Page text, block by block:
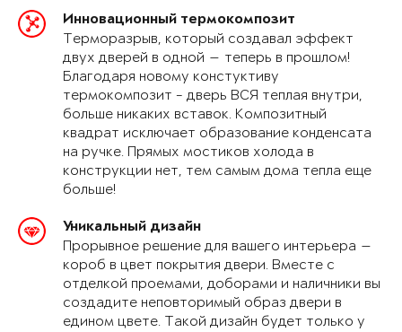
Инновационный термокомпозит
Терморазрыв, который создавал эффект
двух дверей в одной — теперь в прошлом!
Благодаря новому констуктиву
термокомпозит - дверь ВСЯ теплая внутри,
больше никаких вставок. Композитный
квадрат исключает образование конденсата
на ручке. Прямых мостиков холода в
конструкции нет, тем самым дома тепла еще
больше!
Уникальный дизайн
Прорывное решение для вашего интерьера —
короб в цвет покрытия двери. Вместе с
отделкой проемами, доборами и наличники вы
создадите неповторимый образ двери в
едином цвете. Такой дизайн будет только у